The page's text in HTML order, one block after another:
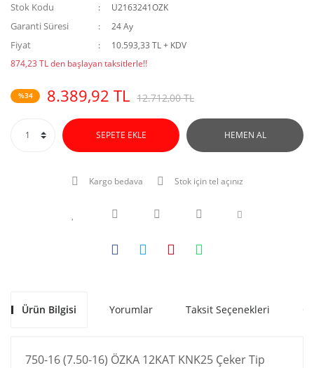
Stok Kodu U2163241OZK
Garanti Süresi 24 Ay
Fiyat
10.593,33 TL + KDV
874,23 TL den başlayan taksitlerle!!
%34 8.389,92 TL 12.712,00 TL
SEPETE EKLE HEMEN AL
Kargo bedava Stok için tel açınız
Ürün Bilgisi Yorumlar Taksit Seçenekleri
750-16 (7.50-16) ÖZKA 12KAT KNK25 Çeker Tip